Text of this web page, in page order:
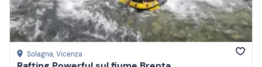
Solagna, Vicenza